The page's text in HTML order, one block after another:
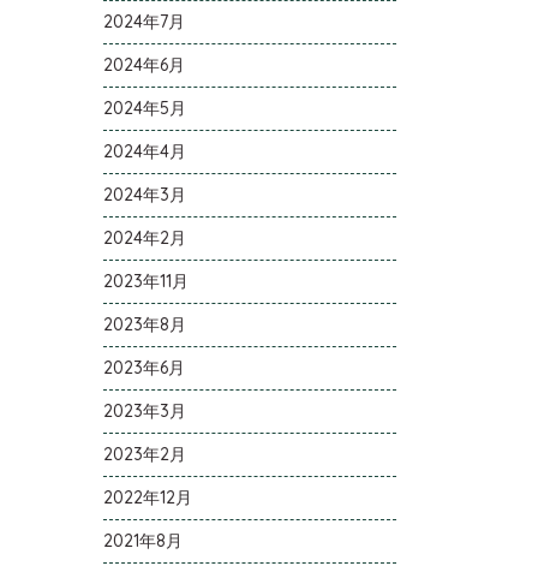
2024年7月
2024年6月
2024年5月
2024年4月
2024年3月
2024年2月
2023年11月
2023年8月
2023年6月
2023年3月
2023年2月
2022年12月
2021年8月